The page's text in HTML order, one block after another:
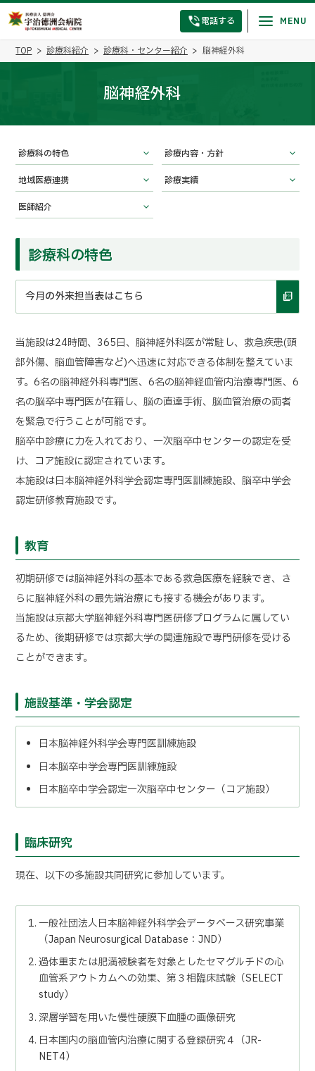
電話する
TOP 診療科紹介 診療科・センター紹介 脳神経外科
脳神経外科
診療科の特色 診療内容・方針
地域医療連携 診療実績
医師紹介
診療科の特色
今月の外来担当表はこちら
当施設は24時間、365日、脳神経外科医が常駐し、救急疾患(頭
部外傷、脳血管障害など)へ迅速に対応できる体制を整えていま
す。6名の脳神経外科専門医、6名の脳神経血管内治療専門医、6
名の脳卒中専門医が在籍し、脳の直達手術、脳血管治療の両者
を緊急で行うことが可能です。
脳卒中診療に力を入れており、一次脳卒中センターの認定を受
け、 コア施設に認定されています。
本施設は日本脳神経外科学会認定専門医訓練施設、脳卒中学会
認定研修教育施設です。
教育
初期研修では脳神経外科の基本である救急医療を経験でき、さ
らに脳神経外科の最先端治療にも接する機会があります。
当施設は京都大学脳神経外科専門医研修プログラムに属してい
るため、後期研修では京都大学の関連施設で専門研修を受ける
ことができます。
施設基準・学会認定
日本脳神経外科学会専門医訓練施設
日本脳卒中学会専門医訓練施設
日本脳卒中学会認定一次脳卒中センター（コア施設）
臨床研究
現在、以下の多施設共同研究に参加しています。
一般社団法人日本脳神経外科学会データベース研究事業
（Japan Neurosurgical Database ：JND）
過体重または肥満被験者を対象としたセマグルチドの心
血管系アウ トカムへの効果、第３相臨床試験（SELECT
study）
深層学習を用いた慢性硬膜下血腫の画像研究
日本国内の脳血管内治療に関する登録研究４（JR-
NET4）